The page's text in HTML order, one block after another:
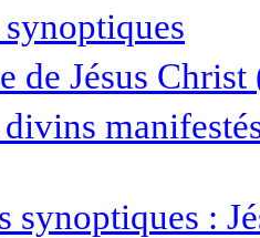
de Jésus
synoptiques :